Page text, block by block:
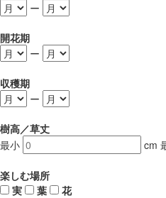
ー
開花期
ー
収穫期
ー
樹高／草丈
最小
cm
楽しむ場所
実
葉 花